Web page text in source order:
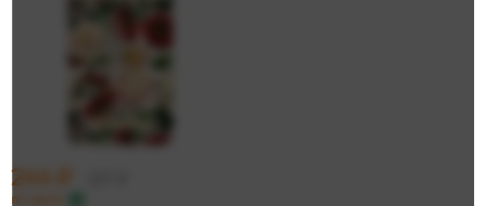
244 ₽
по карте